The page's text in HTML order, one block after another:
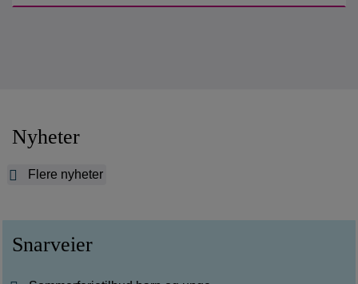
Nyheter
Flere nyheter
Snarveier